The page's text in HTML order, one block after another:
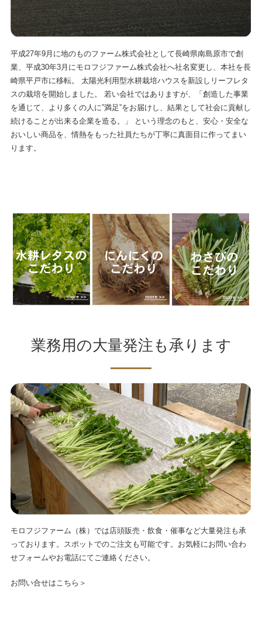
平成27年9月に地のものファーム株式会社として長崎県南島原市で創
業、平成30年3月にモロフジファーム株式会社へ社名変更し、本社を長
崎県平戸市に移転。 太陽光利用型水耕栽培ハウスを新設しリーフレタ
スの栽培を開始しました。 若い会社ではありますが、「創造した事業
を通じて、より多くの人に”満足”をお届けし、結果として社会に貢献し
続けることが出来る企業を造る。」 という理念のもと、安心・安全な
おいしい商品を、情熱をもった社員たちが丁寧に真面目に作ってまい
ります。
業務用の大量発注も承ります
モロフジファーム（株）では店頭販売・飲食・催事など大量発注も承
っております。スポットでのご注文も可能です。お気軽にお問い合わ
せフォームやお電話にてご連絡ください。
お問い合せはこちら＞